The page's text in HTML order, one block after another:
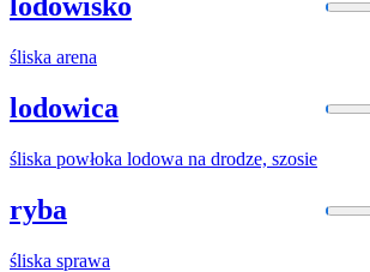
lodowisko
śliska arena
lodowica
śliska powłoka lodowa na drodze, szosie
ryba
śliska sprawa